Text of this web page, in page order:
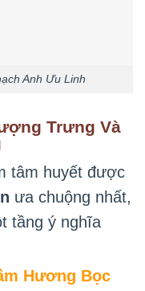
Anh Ưu Linh
Trưng Và
tâm huyết được
ưa chuộng nhất,
tầng ý nghĩa
Hương Bọc